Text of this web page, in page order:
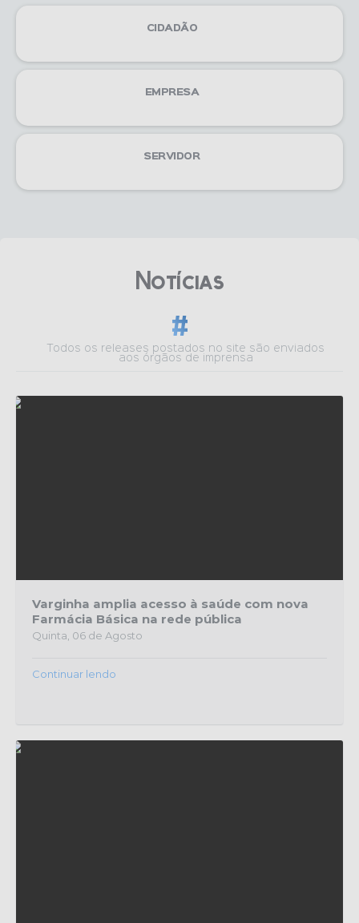
CIDADÃO
EMPRESA
SERVIDOR
Notìcias
Todos os releases postados no site são enviados
aos órgãos de imprensa
Varginha amplia acesso à saúde com nova
Farmácia Básica na rede pública
Quinta, 06 de Agosto
Continuar lendo